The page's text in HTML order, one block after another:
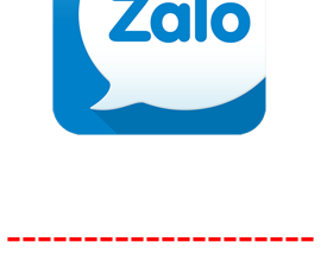
--------------------